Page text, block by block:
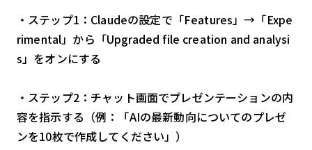
・ステップ1：Claudeの設定で「Features」→「Expe
rimental」から「Upgraded file creation and analysi
s」をオンにする
・ステップ2：チャット画面でプレゼンテーションの内
容を指示する（例：「AIの最新動向についてのプレゼ
ンを10枚で作成してください」）